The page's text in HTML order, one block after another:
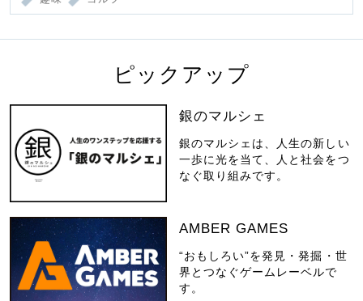
ピックアップ
銀のマルシェ
銀のマルシェは、人生の新しい
一歩に光を当て、人と社会をつ
なぐ取り組みです。
AMBER GAMES
“おもしろい”を発見・発掘・世
界とつなぐゲームレーベルで
す。